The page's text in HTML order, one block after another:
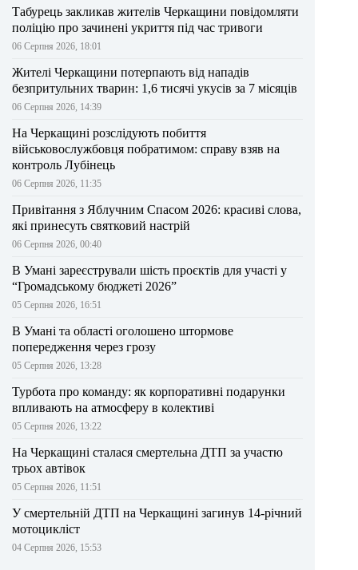
Табурець закликав жителів Черкащини повідомляти
поліцію про зачинені укриття під час тривоги
06 Серпня 2026, 18:01
Жителі Черкащини потерпають від нападів
безпритульних тварин: 1,6 тисячі укусів за 7 місяців
06 Серпня 2026, 14:39
На Черкащині розслідують побиття
військовослужбовця побратимом: справу взяв на
контроль Лубінець
06 Серпня 2026, 11:35
Привітання з Яблучним Спасом 2026: красиві слова,
які принесуть святковий настрій
06 Серпня 2026, 00:40
В Умані зареєстрували шість проєктів для участі у
“Громадському бюджеті 2026”
05 Серпня 2026, 16:51
В Умані та області оголошено штормове
попередження через грозу
05 Серпня 2026, 13:28
Турбота про команду: як корпоративні подарунки
впливають на атмосферу в колективі
05 Серпня 2026, 13:22
На Черкащині сталася смертельна ДТП за участю
трьох автівок
05 Серпня 2026, 11:51
У смертельній ДТП на Черкащині загинув 14-річний
мотоцикліст
04 Серпня 2026, 15:53